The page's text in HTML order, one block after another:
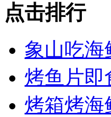
点击排行
象山吃海
烤鱼片即
烤箱烤海